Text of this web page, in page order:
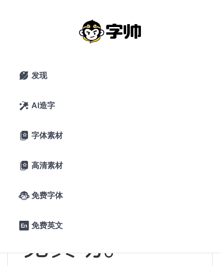
 发现
 AI造字
 字体素材
 高清素材
 免费字体
 免费英文
未来圆：皎皎白驹 其人如玉 基于未来
荧黑改造更加简明现代圆体
0 下载
20条评论
字帅千锤岁月
长，观文万遍
见真功。